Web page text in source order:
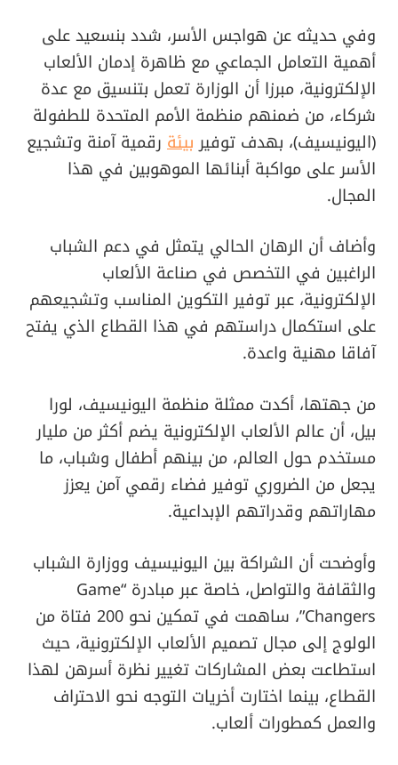
وفي حديثه عن هواجس الأسر، شدد بنسعيد على
أهمية التعامل الجماعي مع ظاهرة إدمان الألعاب
الإلكترونية، مبرزا أن الوزارة تعمل بتنسيق مع عدة
شركاء، من ضمنهم منظمة الأمم المتحدة للطفولة
(اليونيسيف)، بهدف توفيربيئة رقمية آمنة وتشجيع
الأسر على مواكبة أبنائها الموهوبين في هذا
المجال.
وأضاف أن الرهان الحالي يتمثل في دعم الشباب
الراغبين في التخصص في صناعة الألعاب
الإلكترونية، عبر توفير التكوين المناسب وتشجيعهم
على استكمال دراستهم في هذا القطاع الذي يفتح
آفاقا مهنية واعدة.
من جهتها، أكدت ممثلة منظمة اليونيسيف، لورا
بيل، أن عالم الألعاب الإلكترونية يضم أكثر من مليار
مستخدم حول العالم، من بينهم أطفال وشباب، ما
يجعل من الضروري توفير فضاء رقمي آمن يعزز
مهاراتهم وقدراتهم الإبداعية.
وأوضحت أن الشراكة بين اليونيسيف ووزارة الشباب
والثقافة والتواصل، خاصة عبر مبادرة “Game
Changers”، ساهمت في تمكين نحو 200 فتاة من
الولوج إلى مجال تصميم الألعاب الإلكترونية، حيث
استطاعت بعض المشاركات تغيير نظرة أسرهن لهذا
القطاع، بينما اختارت أخريات التوجه نحو الاحتراف
والعمل كمطورات ألعاب.